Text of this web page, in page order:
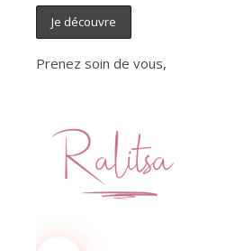
Prenez soin de vous,